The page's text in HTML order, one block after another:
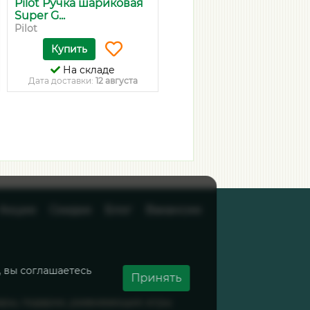
Pilot Ручка шариковая
Super G...
Pilot
Купить
На складе
Дата доставки: 12 августа
соглашаетесь
Принять